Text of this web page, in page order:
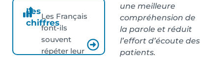
Les
chiffres
Les Français
font-ils
souvent
répéter leur
une meilleure
compréhension de
la parole et réduit
l’effort d’écoute des
patients.